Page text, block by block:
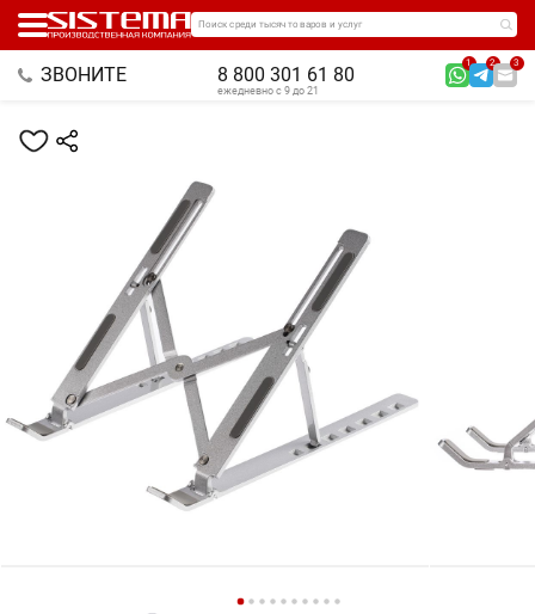
Поиск среди тысяч товаров и услуг
ЗВОНИТЕ 8 800 301 61 80
1 2 3
ежедневно с 9 до 21